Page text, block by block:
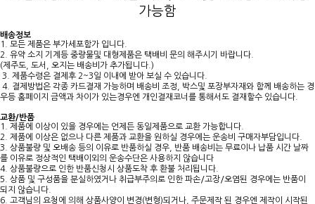
가능함
배송정보
1. 모든 제품은 부가세포함가 입니다.
2. 유약 소지 기계등 중량물및 대형제품은 택배비 문의 해주시기 바랍니다.
(제주도, 도서, 오지는 배송비가 추가됩니다.)
3. 제품수령은 결제후 2~3일 이내에 받아 보실 수 있습니다.
4. 결제방법은 각종 카드결재 가능하며 배송비 조정, 박스및 포장부자재와 함께 배송하는 경
우등 홈페이지 금액과 차이가 있는경우엔 개인결재코너를 통해서도 결재할수 있습니다.
교환/반품
1. 제품에 이상이 있을 경우에는 언제든 동일제품으로 교환 가능합니다.
2. 제품에 이상은 없으나 다른 제품과 교환을 원하실 경우에는 운송비 구매자부담입니다.
3. 상품불량 및 오배송 등의 이유로 반품하실 경우, 반품 배송비는 무료이나 납품 시간 날짜
를 이유로 정상적인 택배이외의 운송수단은 사용하지 않습니다
4. 상품불량으로 인한 반품신청시 상품도착 후 환불 처리됩니다.
5. 상품 및 구성품을 분실하였거나 취급부주의로 인한 파손/고장/오염된 경우에는 반품이
되지 않습니다.
6. 고객님의 요청에 의해 상품사양이 변경(변형)되거나, 주문제작 된 경우엔 제작이 시작된